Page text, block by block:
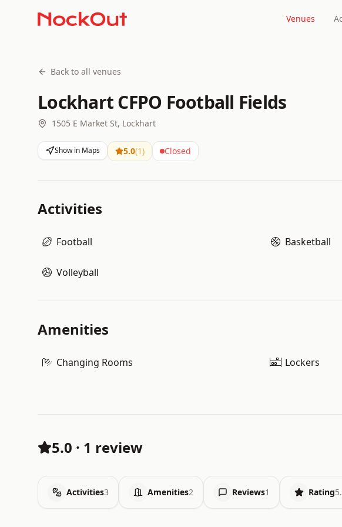
Venues
Back to all venues
Lockhart CFPO Football Fields
1505 E Market St, Lockhart
Show in Maps 5.0(1) Closed
Activities
Football Basketball
Volleyball
Amenities
Changing Rooms Lockers
5.0 · 1 review
Activities3 Amenities2 Reviews1 Rating